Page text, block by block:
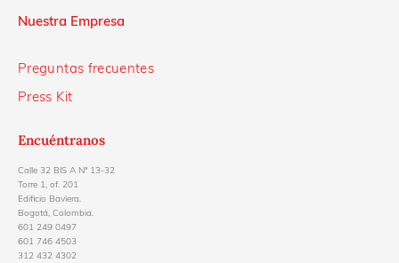
Nuestra Empresa
Preguntas frecuentes
Press Kit
Encuéntranos
Calle 32 BIS A Nª 13-32
Torre 1, of. 201
Edificio Baviera.
Bogotá, Colombia.
601 249 0497
601 746 4503
312 432 4302